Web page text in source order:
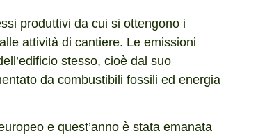
produttivi da cui si ottengono i
attività di cantiere. Le emissioni
stesso, cioè dal suo
da combustibili fossili ed energia
e quest’anno è stata emanata